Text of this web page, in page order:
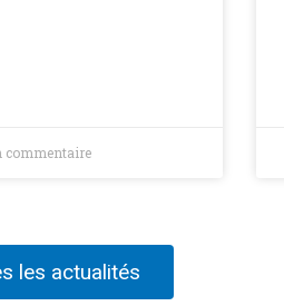
commentaire
les actualités